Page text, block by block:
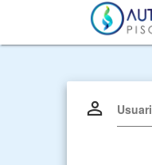
Usuari